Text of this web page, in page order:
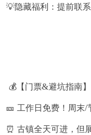
💡隐藏福利：提前联
💰【门票&避坑指南】
🎫 工作日免费！周末/
⏰ 古镇全天可进，但